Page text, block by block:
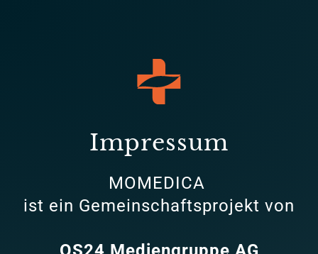
Impressum
MOMEDICA
ist ein Gemeinschaftsprojekt von